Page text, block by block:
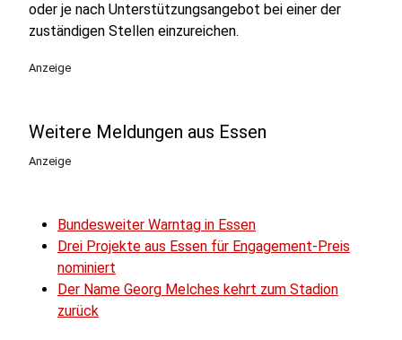
oder je nach Unterstützungsangebot bei einer der
zuständigen Stellen einzureichen.
Anzeige
Weitere Meldungen aus Essen
Anzeige
Bundesweiter Warntag in Essen
Drei Projekte aus Essen für Engagement-Preis
nominiert
Der Name Georg Melches kehrt zum Stadion
zurück